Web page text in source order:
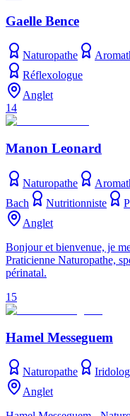
Gaelle Bence
Naturopathe
Réflexologue
Anglet
14
Manon Leonard
Naturopathe
Bach
Nutritionniste
Anglet
Bonjour et bienvenue, je
Praticienne Naturopathe,
périnatal.
15
Hamel Messeguem
Naturopathe
Anglet